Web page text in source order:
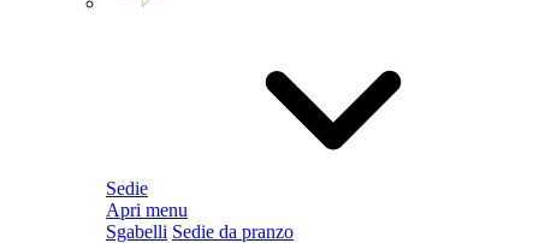
Sedie
Apri menu
Sgabelli Sedie da pranzo